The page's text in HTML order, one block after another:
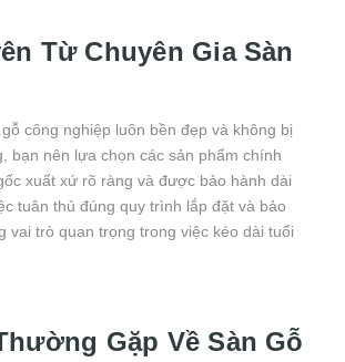
Từ Chuyên Gia Sàn
công nghiệp luôn bền đẹp và không bị
bạn nên lựa chọn các sản phẩm chính
xuất xứ rõ ràng và được bảo hành dài
tuân thủ đúng quy trình lắp đặt và bảo
vai trò quan trọng trong việc kéo dài tuổi
Gặp Về Sàn Gỗ